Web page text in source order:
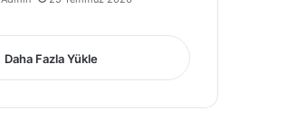
Daha Fazla Yükle